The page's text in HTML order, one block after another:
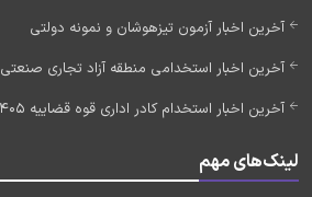
آخرین اخبار آزمون تیزهوشان و نمونه دولتی
آخرین اخبار استخدامی منطقه آزاد تجاری صنعتی 1405
آخرین اخبار استخدام کادر اداری قوه قضاییه 1405 (به زودی)
لینک‌های مهم